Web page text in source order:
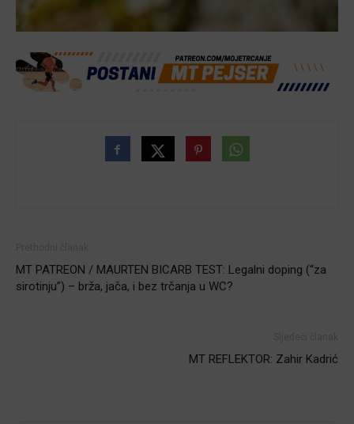
MT PATREON / MAURTEN BICARB TEST: Legalni doping (“za
sirotinju”) – brža, jača, i bez trčanja u WC?
MT REFLEKTOR: Zahir Kadrić